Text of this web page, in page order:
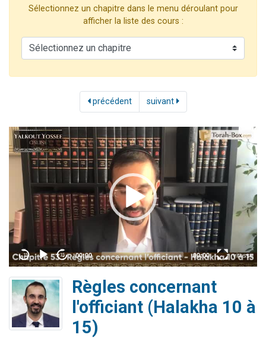
Il reste 49 places pour étudier en groupe sur Zoom
Sélectionnez un chapitre dans le menu déroulant pour
afficher la liste des cours :
précédent suivant
Règles concernant
l'officiant (Halakha 10 à
15)